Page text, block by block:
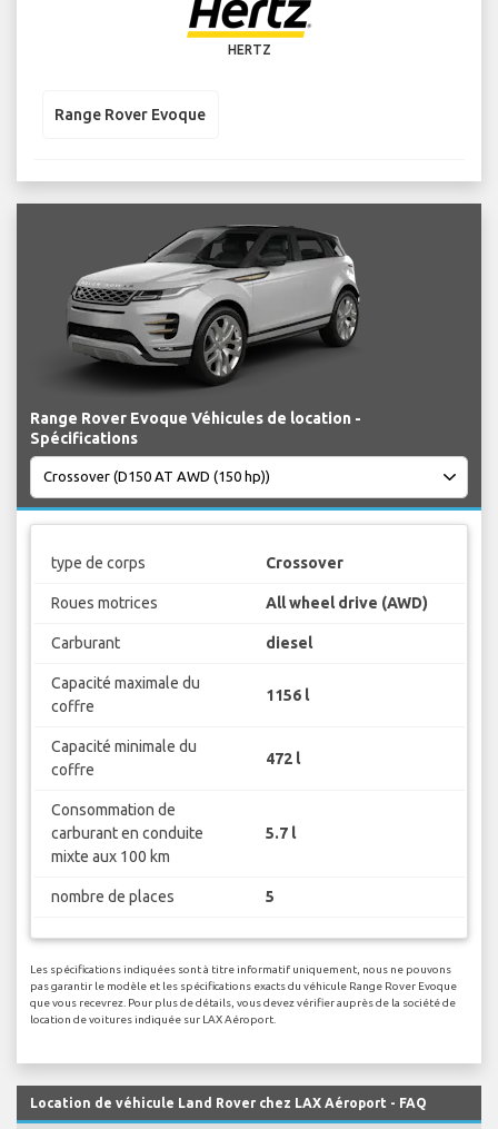
HERTZ
Range Rover Evoque
Range Rover Evoque Véhicules de location -
Spécifications
type de corps Crossover
Roues motrices All wheel drive (AWD)
Carburant diesel
Capacité maximale du
coffre
1156 l
Capacité minimale du
coffre
472 l
Consommation de
carburant en conduite
mixte aux 100 km
5.7 l
nombre de places 5
Les spécifications indiquées sont à titre informatif uniquement, nous ne pouvons
pas garantir le modèle et les spécifications exacts du véhicule Range Rover Evoque
que vous recevrez. Pour plus de détails, vous devez vérifier auprès de la société de
location de voitures indiquée sur LAX Aéroport.
Location de véhicule Land Rover chez LAX Aéroport - FAQ